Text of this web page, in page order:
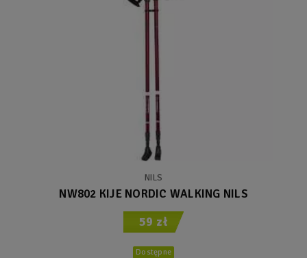
NILS
NW802 KIJE NORDIC WALKING NILS
59 zł
Dostępne